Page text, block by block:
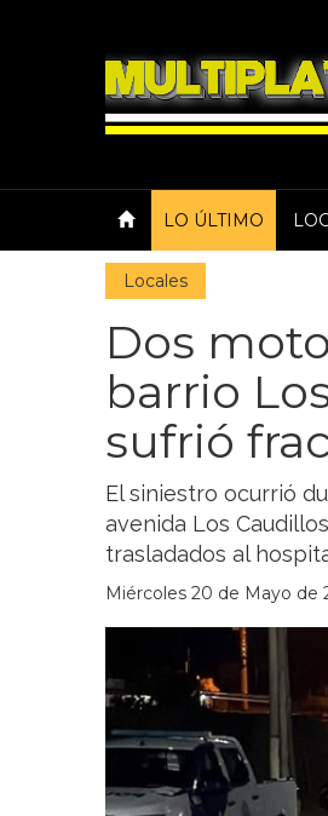
LO ÚLTIMO
Locales
Dos
barrio
sufrió
El siniestro ocurrió
avenida Los
trasladados al
Miércoles 20 de Mayo de